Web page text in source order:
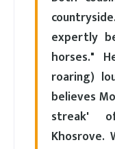
expertly
horses."
roaring)
believes
streak'
Khosrove.